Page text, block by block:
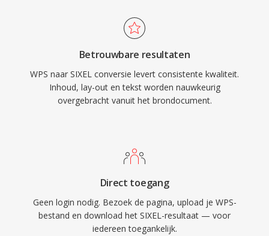
Betrouwbare resultaten
WPS naar SIXEL conversie levert consistente kwaliteit.
Inhoud, lay-out en tekst worden nauwkeurig
overgebracht vanuit het brondocument.
Direct toegang
Geen login nodig. Bezoek de pagina, upload je WPS-
bestand en download het SIXEL-resultaat — voor
iedereen toegankelijk.